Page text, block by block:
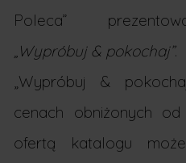
Poleca”
„Wypróbuj & pokochaj”.
„Wypróbuj &
cenach obniżonych
ofertą katalogu